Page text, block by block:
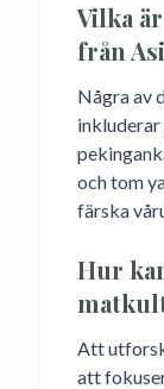
Vilka
från
Några av
inkluderar
och tom
färska
Hur
Att
att